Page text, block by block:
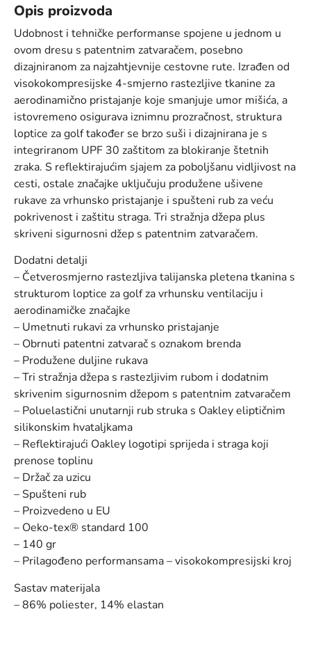
Opis proizvoda
Udobnost i tehničke performanse spojene u jednom u
ovom dresu s patentnim zatvaračem, posebno
dizajniranom za najzahtjevnije cestovne rute. Izrađen od
visokokompresijske 4-smjerno rastezljive tkanine za
aerodinamično pristajanje koje smanjuje umor mišića, a
istovremeno osigurava iznimnu prozračnost, struktura
loptice za golf također se brzo suši i dizajnirana je s
integriranom UPF 30 zaštitom za blokiranje štetnih
zraka. S reflektirajućim sjajem za poboljšanu vidljivost na
cesti, ostale značajke uključuju produžene ušivene
rukave za vrhunsko pristajanje i spušteni rub za veću
pokrivenost i zaštitu straga. Tri stražnja džepa plus
skriveni sigurnosni džep s patentnim zatvaračem.
Dodatni detalji
– Četverosmjerno rastezljiva talijanska pletena tkanina s
strukturom loptice za golf za vrhunsku ventilaciju i
aerodinamičke značajke
– Umetnuti rukavi za vrhunsko pristajanje
– Obrnuti patentni zatvarač s oznakom brenda
– Produžene duljine rukava
– Tri stražnja džepa s rastezljivim rubom i dodatnim
skrivenim sigurnosnim džepom s patentnim zatvaračem
– Poluelastični unutarnji rub struka s Oakley eliptičnim
silikonskim hvataljkama
– Reflektirajući Oakley logotipi sprijeda i straga koji
prenose toplinu
– Držač za uzicu
– Spušteni rub
– Proizvedeno u EU
– Oeko-tex® standard 100
– 140 gr
– Prilagođeno performansama – visokokompresijski kroj
Sastav materijala
– 86% poliester, 14% elastan